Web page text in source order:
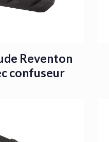
Reventon
confuseur